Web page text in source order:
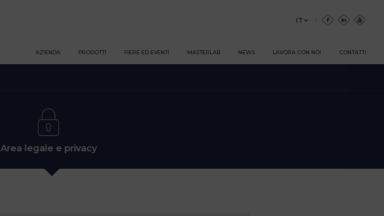
AZIENDA PRODOTTI FIERE ED EVENTI MASTERLAB NEWS LAVORA CON NOI CONTATTI
IT
Area legale e privacy